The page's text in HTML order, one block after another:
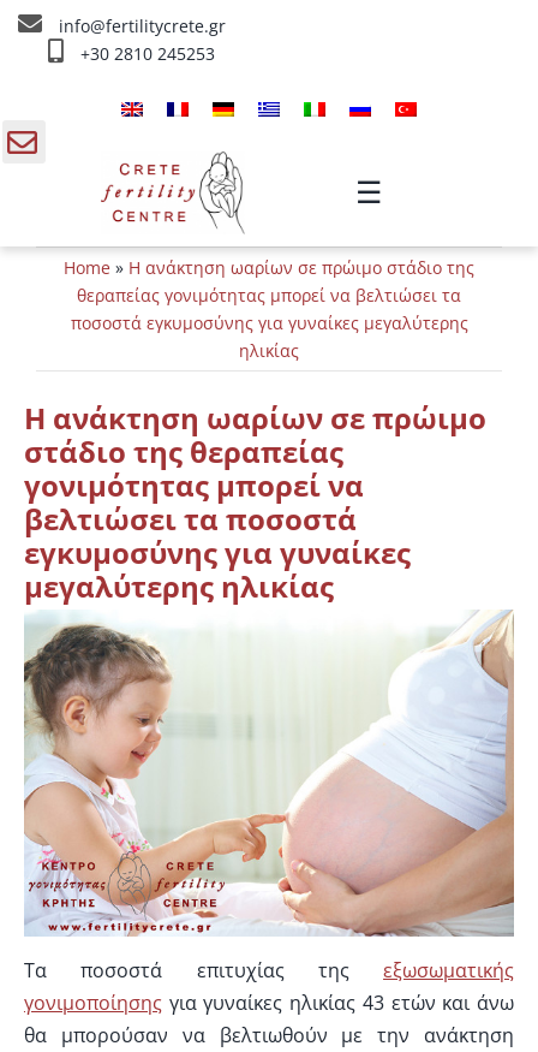
Skip
info@fertilitycrete.gr
+30 2810 245253
☰
Ποιοί είμαστε
Θεραπείες Υπογονιμότητας
Θεραπείες Αναζωογόνησης
Πληροφορίες
Επικοινωνία
Home » Η ανάκτηση ωαρίων σε πρώιμο στάδιο της
θεραπείας γονιμότητας μπορεί να βελτιώσει τα
ποσοστά εγκυμοσύνης για γυναίκες μεγαλύτερης
ηλικίας
Η ανάκτηση ωαρίων σε πρώιμο
στάδιο της θεραπείας
γονιμότητας μπορεί να
βελτιώσει τα ποσοστά
εγκυμοσύνης για γυναίκες
μεγαλύτερης ηλικίας
Τα ποσοστά επιτυχίας τηςεξωσωματικής
γονιμοποίησης για γυναίκες ηλικίας 43 ετών και άνω
θα μπορούσαν να βελτιωθούν με την ανάκτηση